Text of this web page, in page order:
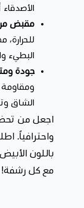
الأصدقاء
​مقبض
للحرارة،
البطيء
​جودة
ومقاومة
الشاق
​اجعل من
واحترافياً.
باللون
مع كل رشفة!